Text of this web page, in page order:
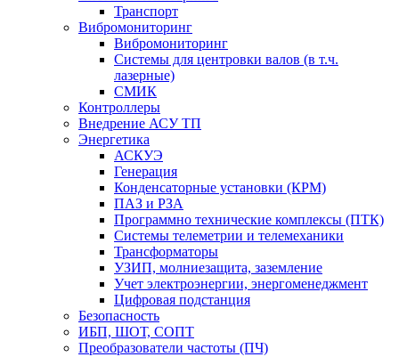
Транспорт
Вибромониторинг
Вибромониторинг
Системы для центровки валов (в т.ч.
лазерные)
СМИК
Контроллеры
Внедрение АСУ ТП
Энергетика
АСКУЭ
Генерация
Конденсаторные установки (КРМ)
ПАЗ и РЗА
Программно технические комплексы (ПТК)
Системы телеметрии и телемеханики
Трансформаторы
УЗИП, молниезащита, заземление
Учет электроэнергии, энергоменеджмент
Цифровая подстанция
Безопасность
ИБП, ШОТ, СОПТ
Преобразователи частоты (ПЧ)